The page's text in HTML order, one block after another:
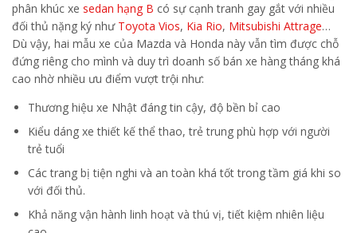
phân khúc xe sedan hạng B có sự cạnh tranh gay gắt với nhiều
đối thủ nặng ký như Toyota Vios, Kia Rio, Mitsubishi Attrage…
Dù vậy, hai mẫu xe của Mazda và Honda này vẫn tìm được chỗ
đứng riêng cho mình và duy trì doanh số bán xe hàng tháng khá
cao nhờ nhiều ưu điểm vượt trội như:
Thương hiệu xe Nhật đáng tin cậy, độ bền bỉ cao
Kiểu dáng xe thiết kế thể thao, trẻ trung phù hợp với người
trẻ tuổi
Các trang bị tiện nghi và an toàn khá tốt trong tầm giá khi so
với đối thủ.
Khả năng vận hành linh hoạt và thú vị, tiết kiệm nhiên liệu